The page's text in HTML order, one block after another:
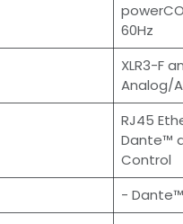
60Hz
XLR3-F
Analog/
RJ45
Dante™
Control
-